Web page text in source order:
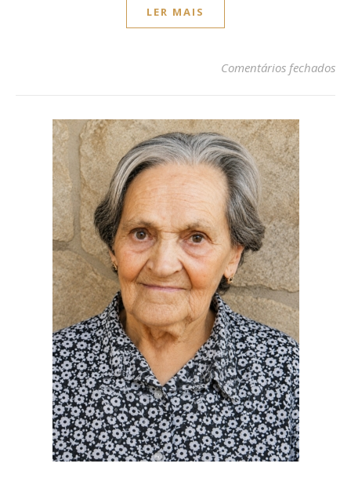
LER MAIS
Comentários fechados